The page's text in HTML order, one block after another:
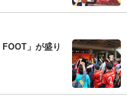
」が盛り